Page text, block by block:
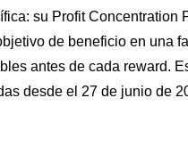
su Profit Concentration
de beneficio en una
antes de cada reward.
desde el 27 de junio de